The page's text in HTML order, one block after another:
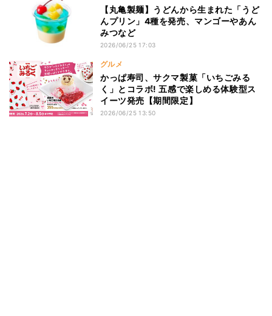
【丸亀製麺】うどんから生まれた「うど
んプリン」4種を発売、マンゴーやあん
みつなど
2026/06/25 17:03
グルメ
かっぱ寿司、サクマ製菓「いちごみる
く」とコラボ! 五感で楽しめる体験型ス
イーツ発売【期間限定】
2026/06/25 13:50